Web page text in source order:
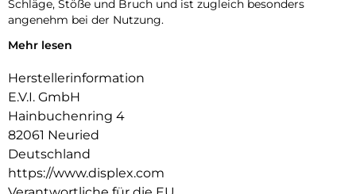
Schläge, Stöße und Bruch und ist zugleich besonders
angenehm bei der Nutzung.
Hüllenfreundlich:
Konturen gefertigt und passt somit perfekt auf Ihr
Smartphone. Außerdem ist die Schutzfolie ultradünn. Somit
lassen sich alle handelsüblichen Schutzhüllen & Cases mit
der Panzerglasfolie benutzen. Durch einen kombinierten
Schutz aus PRO Glass und Ihrer Lieblingshülle wird Ihr
Smartphone rundum optimal geschützt.
Anti Fingerprint:
Mehr lesen
Herstellerinformation
E.V.I. GmbH
Hainbuchenring 4
82061 Neuried
Deutschland
https://www.displex.com